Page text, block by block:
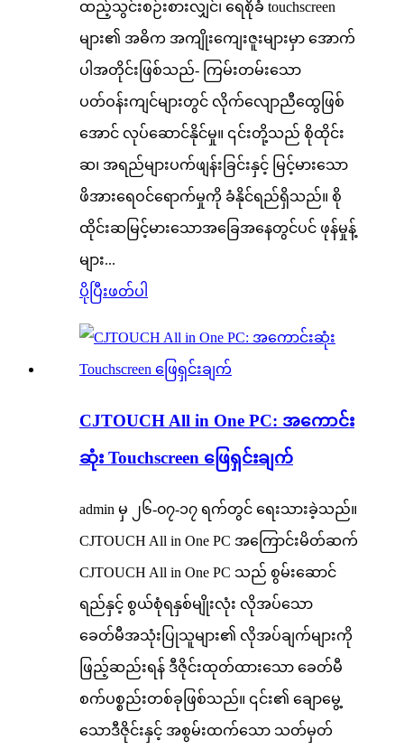
ထည့်သွင်းစဉ်းစားလျှင်၊ ရေစိုခံ touchscreen
များ၏ အဓိက အကျိုးကျေးဇူးများမှာ အောက်
ပါအတိုင်းဖြစ်သည်- ကြမ်းတမ်းသော
ပတ်ဝန်းကျင်များတွင် လိုက်လျောညီထွေဖြစ်
အောင် လုပ်ဆောင်နိုင်မှု။ ၎င်းတို့သည် စိုထိုင်း
ဆ၊ အရည်များပက်ဖျန်းခြင်းနှင့် မြင့်မားသော
ဖိအားရေဝင်ရောက်မှုကို ခံနိုင်ရည်ရှိသည်။ စို
ထိုင်းဆမြင့်မားသောအခြေအနေတွင်ပင် ဖုန်မှုန့်
များ...
ပိုပြီးဖတ်ပါ
CJTOUCH All in One PC: အကောင်း
ဆုံး Touchscreen ဖြေရှင်းချက်
admin မှ ၂၆-၀၇-၁၇ ရက်တွင် ရေးသားခဲ့သည်။
CJTOUCH All in One PC အကြောင်းမိတ်ဆက်
CJTOUCH All in One PC သည် စွမ်းဆောင်
ရည်နှင့် စွယ်စုံရနှစ်မျိုးလုံး လိုအပ်သော
ခေတ်မီအသုံးပြုသူများ၏ လိုအပ်ချက်များကို
ဖြည့်ဆည်းရန် ဒီဇိုင်းထုတ်ထားသော ခေတ်မီ
စက်ပစ္စည်းတစ်ခုဖြစ်သည်။ ၎င်း၏ ချောမွေ့
သောဒီဇိုင်းနှင့် အစွမ်းထက်သော သတ်မှတ်